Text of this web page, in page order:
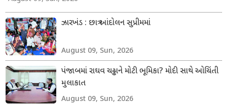
ઝારખંડ : છાત્ર આંદોલન સુપ્રીમમાં
August 09, Sun, 2026
પંજાબમાં રાઘવ ચઢ્ઢાને મોટી ભૂમિકા? મોદી સાથે ઓચિંતી
મુલાકાત
August 09, Sun, 2026